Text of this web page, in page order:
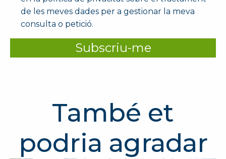
de les meves dades per a gestionar la meva
consulta o petició.
Subscriu-me
També et
podria agradar